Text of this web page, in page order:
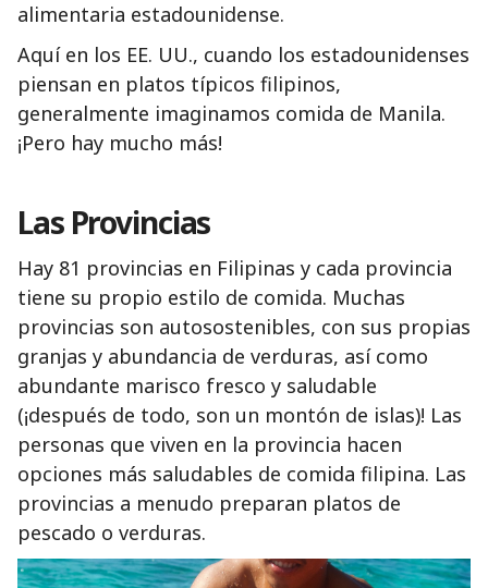
alimentaria estadounidense.
Aquí en los EE. UU., cuando los estadounidenses
piensan en platos típicos filipinos,
generalmente imaginamos comida de Manila.
¡Pero hay mucho más!
Las Provincias
Hay 81 provincias en Filipinas y cada provincia
tiene su propio estilo de comida. Muchas
provincias son autosostenibles, con sus propias
granjas y abundancia de verduras, así como
abundante marisco fresco y saludable
(¡después de todo, son un montón de islas)! Las
personas que viven en la provincia hacen
opciones más saludables de comida filipina. Las
provincias a menudo preparan platos de
pescado o verduras.